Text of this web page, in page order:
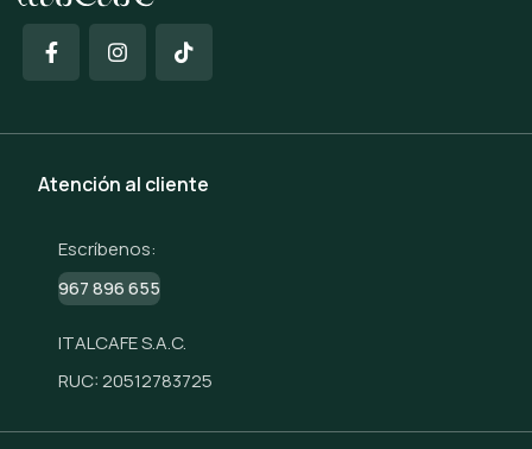
Atención al cliente
Escríbenos:
967 896 655
ITALCAFE S.A.C.
RUC: 20512783725